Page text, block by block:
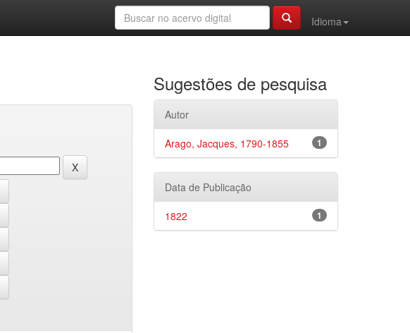
Idioma
Sugestões de pesquisa
Autor
1
Arago, Jacques, 1790-1855
Data de Publicação
1
1822